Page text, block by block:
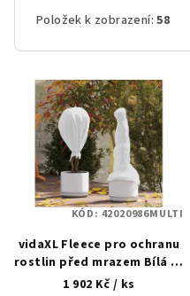
Položek k zobrazení:58
o
d
vidaXL Fleece pro ochranu
rostlin před mrazem Bílá 50
x 1,6 m
1 902 Kč / ks
KÓD: 42020986MULTI